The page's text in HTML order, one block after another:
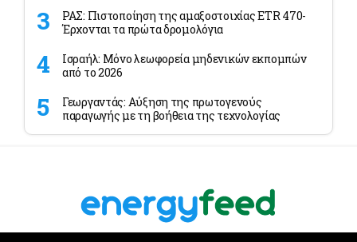
ΡΑΣ: Πιστοποίηση της αμαξοστοιχίας ETR 470-
Έρχονται τα πρώτα δρομολόγια
Ισραήλ: Μόνο λεωφορεία μηδενικών εκπομπών
από το 2026
Γεωργαντάς: Αύξηση της πρωτογενούς
παραγωγής με τη βοήθεια της τεχνολογίας